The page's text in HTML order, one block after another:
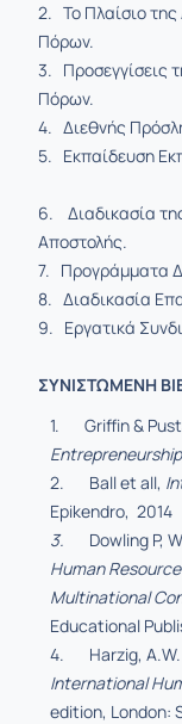
2. Το Πλαίσιο της
Πόρων.
3. Προσεγγίσεις
Πόρων.
4. Διεθνής
5. Εκπαίδευση
6. Διαδικασία
Αποστολής.
7. Προγράμματα
8. Διαδικασία
9. Εργατικά
ΣΥΝΙΣΤΩΜΕΝΗ
1. Griffin &
Entrepreneurship
2. Ball et all,
Epikendro, 2014
3. Dowling P,
Human
Multinational
Educational
4. Harzig, A.W.
International
edition, London: